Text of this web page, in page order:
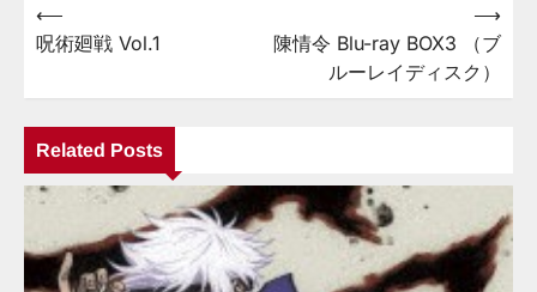
投
稿
ナ
ビ
ゲ
ー
シ
ョ
⟵
呪術廻戦 Vol.1
陳情令 Blu-ray BOX3 （ブ
ルーレイディスク）
⟶
Related Posts